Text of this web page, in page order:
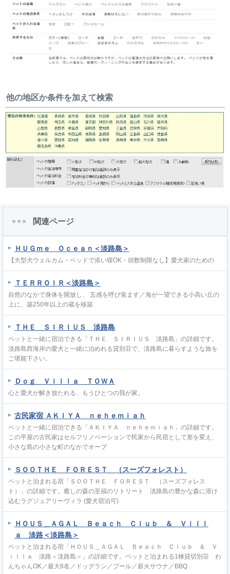
他の地区か条件を加えて検索
関連ページ
ＨＵＧｍｅ Ｏｃｅａｎ＜淡路島＞
【大型犬ウェルカム・ベッドで添い寝OK・頭数制限なし】愛犬家のための
ＴＥＲＲＯＩＲ＜淡路島＞
自然のなかで身体を開放し、 五感を呼び覚ます／海が一望できる小高い丘の
上に、築250年以上の蔵を移築
ＴＨＥ ＳＩＲＩＵＳ 淡路島
ペットと一緒に宿泊できる「ＴＨＥ ＳＩＲＩＵＳ 淡路島」の詳細です。
淡路島西海岸の愛犬と一緒に泊めれる貸別荘で、淡路島に暮らすような旅を
ご堪能下さい。
Ｄｏｇ Ｖｉｌｌａ ＴＯＷＡ
心と愛犬が解き放たれる、もうひとつの我が家。
古民家宿 ＡＫＩＹＡ ｎｅｈｅｍｉａｈ
ペットと一緒に宿泊できる「ＡＫＩＹＡ ｎｅｈｅｍｉａｈ」の詳細です。
この平屋の古民家はセルフリノベーションで民家から民宿として形を変え、
小さな島の小さな町のなかでオープ
ＳＯＯＴＨＥ ＦＯＲＥＳＴ （スーズフォレスト）
ペットと泊まれる宿「ＳＯＯＴＨＥ ＦＯＲＥＳＴ （スーズフォレス
ト）」の詳細です。癒しの森の至福のリトリート 淡路島の豊かな森に溶け
込むラグジュアリーヴィラ (愛犬宿泊可)
ＨＯＵＳ＿ＡＧＡＬ Ｂｅａｃｈ Ｃｌｕｂ ＆ Ｖｉｌｌ
ａ 淡路＜淡路島＞
ペットと泊まれる宿「ＨＯＵＳ＿ＡＧＡＬ Ｂｅａｃｈ Ｃｌｕｂ ＆ Ｖ
ｉｌｌａ 淡路＜淡路島＞」の詳細です。ペットと泊まれる1棟貸切別荘 わ
んちゃんOK／最大8名／ドッグラン／プール／薪火サウナ／BBQ